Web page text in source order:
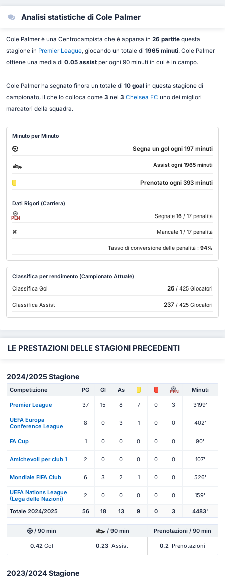
Analisi statistiche di Cole Palmer
Cole Palmer è una Centrocampista che è apparsa in 26 partitequesta
stagione in Premier League, giocando un totale di 1965 minuti. Cole Palmer
ottiene una media di 0.05 assistper ogni 90 minuti in cui è in campo.
Cole Palmer ha segnato finora un totale di 10 goalin questa stagione di
campionato, il che lo colloca come 3 nel 3 Chelsea FC uno dei migliori
marcatori della squadra.
Minuto per Minuto
Segna un gol ogni 197 minuti
Assist ogni 1965 minuti
Prenotato ogni 393 minuti
Dati Rigori (Carriera)
PEN Segnate 16 / 17 penalità
Mancate 1 / 17 penalità
Tasso di conversione delle penalità : 94%
Classifica per rendimento (Campionato Attuale)
Classifica Gol
26/ 425 Giocatori
Classifica Assist 237/ 425 Giocatori
LE PRESTAZIONI DELLE STAGIONI PRECEDENTI
2024/2025 Stagione
Competizione PG Gl As PEN Minuti
Premier League 37 15 8 7 0 3 3199'
UEFA Europa
Conference League
8 0 3 1 0 0 402'
FA Cup 1 0 0 0 0 0 90'
Amichevoli per club 1 2 0 0 0 0 0 107'
Mondiale FIFA Club 6 3 2 1 0 0 526'
UEFA Nations League
(Lega delle Nazioni)
2 0 0 0 0 0 159'
Totale 2024/2025 56 18 13 9 0 3 4483'
/ 90 min / 90 min Prenotazioni / 90 min
0.42 Gol 0.23 Assist 0.2 Prenotazioni
2023/2024 Stagione